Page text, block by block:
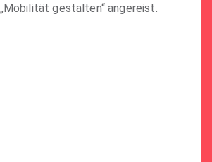
gestalten“ angereist.